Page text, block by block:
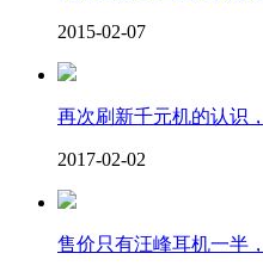
2015-02-07
再次刷新千元机的认识
2017-02-02
售价只有汪峰耳机一半